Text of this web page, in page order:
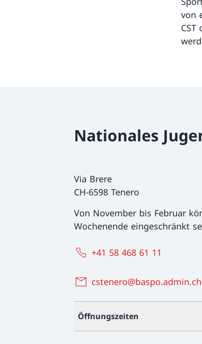
von
Nationales
Via Brere
CH-6598 Tenero
Von November bis Februar
Wochenende eingeschränkt
+41 58 468 61 11
cstenero@baspo.admin.ch
Öffnungszeiten